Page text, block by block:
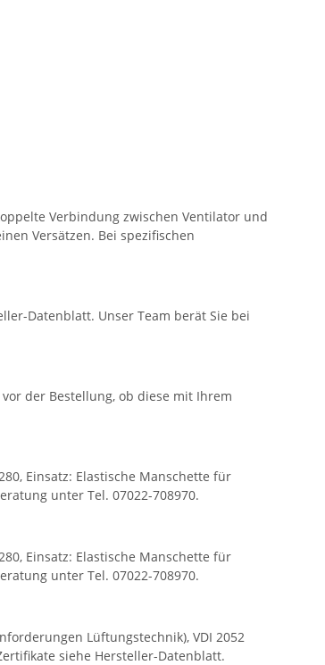
Verbindung zwischen Ventilator und
Versätzen. Bei spezifischen
Datenblatt. Unser Team berät Sie bei
der Bestellung, ob diese mit Ihrem
Einsatz: Elastische Manschette für
unter Tel. 07022-708970.
Einsatz: Elastische Manschette für
unter Tel. 07022-708970.
Lüftungstechnik), VDI 2052
siehe Hersteller-Datenblatt.